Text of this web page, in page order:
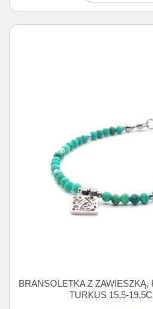
BRANSOLETKA Z
TURKUS 15,5-